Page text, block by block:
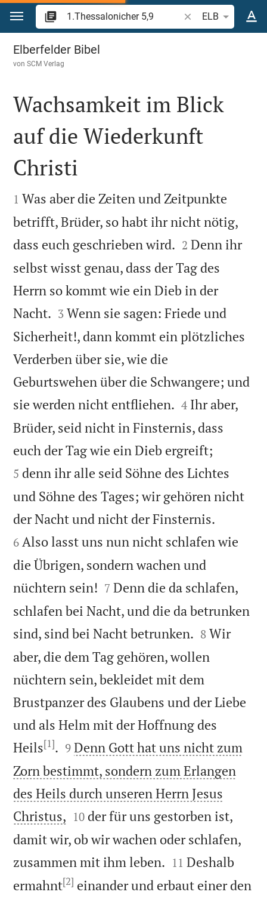
Zum Inhalt springen
Bibelstelle oder
ELB
1.Thessalonicher 5
Elberfelder Bibel
vonSCM Verlag

Wachsamkeit im Blick
auf die Wiederkunft
Christi

1 Was aber die Zeiten und Zeitpunkte
betrifft, Brüder, so habt ihr nicht nötig,
dass euch geschrieben wird. 

2 Denn ihr
selbst wisst genau, dass der Tag des
Herrn so kommt wie ein Dieb in der
Nacht. 

3 Wenn sie sagen: Friede und
Sicherheit!, dann kommt ein plötzliches
Verderben über sie, wie die
Geburtswehen über die Schwangere; und
sie werden nicht entfliehen. 

4 Ihr aber,
Brüder, seid nicht in Finsternis, dass
euch der Tag wie ein Dieb ergreift;
5 denn ihr alle seid Söhne des Lichtes
und Söhne des Tages; wir gehören nicht
der Nacht und nicht der Finsternis.
6 Also lasst uns nun nicht schlafen wie
die Übrigen, sondern wachen und
nüchtern sein! 

7 Denn die da schlafen,
schlafen bei Nacht, und die da betrunken
sind, sind bei Nacht betrunken. 

8 Wir
aber, die dem Tag gehören, wollen
nüchtern sein, bekleidet mit dem
Brustpanzer des Glaubens und der Liebe
und als Helm mit der Hoffnung des
Heils[1]. 

9 Denn Gott hat uns nicht zum
Zorn bestimmt, sondern zum Erlangen
des Heils durch unseren Herrn Jesus
Christus, 

10 der für uns gestorben ist,
damit wir, ob wir wachen oder schlafen,
zusammen mit ihm leben. 

11 Deshalb
ermahnt[2] einander und erbaut einer den